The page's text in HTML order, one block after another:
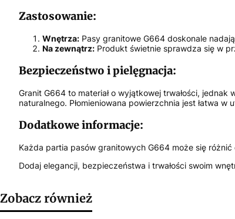
Zastosowanie:
Wnętrza: Pasy granitowe G664 doskonale
Na zewnątrz: Produkt świetnie sprawdza się w
Bezpieczeństwo i pielęgnacja:
Granit G664 to materiał o wyjątkowej trwałości,
naturalnego. Płomieniowana powierzchnia jest łatwa
Dodatkowe informacje:
Każda partia pasów granitowych G664 może się
Dodaj elegancji, bezpieczeństwa i trwałości swoim
Zobacz również